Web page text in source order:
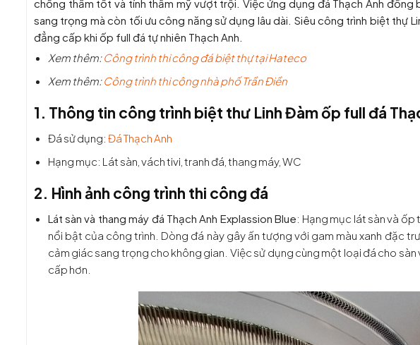
chống thấm tốt và tính thẩm mỹ vượt trội. Việc ứng dụng đá Thạch Anh đồng
sang trọng mà còn tối ưu công năng sử dụng lâu dài. Siêu công trình biệt thự
đẳng cấp khi ốp full đá tự nhiên Thạch Anh.
Xem thêm:Công trình thi công đá biệt thự tại Hateco
Xem thêm:Công trình thi công nhà phố Trần Điền
1. Thông tin công trình biệt thư Linh Đàm ốp full đá
Đá sử dụng: Đá Thạch Anh
Hạng mục: Lát sàn, vách tivi, tranh đá, thang máy, WC
2. Hình ảnh công trình thi công đá
Lát sàn và thang máy đá Thạch Anh Explassion Blue: Hạng mục lát sàn và ốp
nổi bật của công trình. Dòng đá này gây ấn tượng với gam màu xanh đặc
cảm giác sang trọng cho không gian. Việc sử dụng cùng một loại đá cho
cấp hơn.